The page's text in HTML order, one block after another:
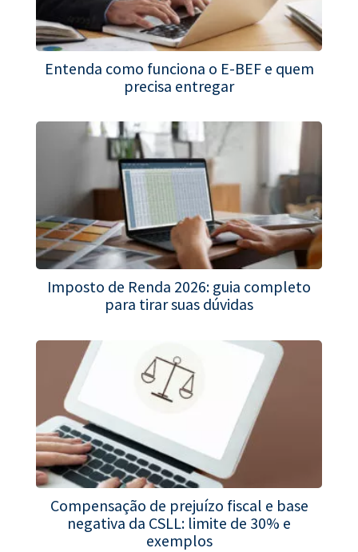
Entenda como funciona o E-BEF e quem
precisa entregar
Imposto de Renda 2026: guia completo
para tirar suas dúvidas
Compensação de prejuízo fiscal e base
negativa da CSLL: limite de 30% e
exemplos